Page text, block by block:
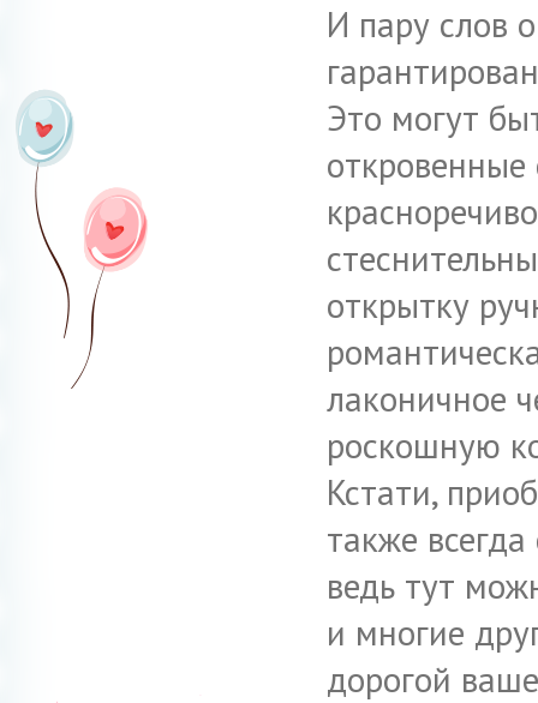
И пару слов
Это могут
откровенные
открытку
лаконичное
роскошную
Кстати,
также
ведь тут
и многие
дорогой